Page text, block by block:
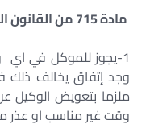
مادة 715 من القانون المدني رقم ۱۳۱ لسنة 1984:
1-يجوز للموكل في اي
وجد إتفاق يخالف ذلك
ملزما بتعويض الوكيل
وقت غير مناسب او عذر